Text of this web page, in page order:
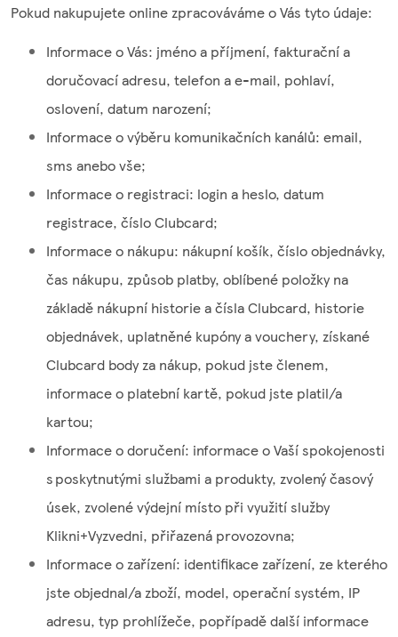
Pokud nakupujete online zpracováváme o Vás tyto údaje:
Informace o Vás: jméno a příjmení, fakturační a
doručovací adresu, telefon a e-mail, pohlaví,
oslovení, datum narození;
Informace o výběru komunikačních kanálů: email,
sms anebo vše;
Informace o registraci: login a heslo, datum
registrace, číslo Clubcard;
Informace o nákupu: nákupní košík, číslo objednávky,
čas nákupu, způsob platby, oblíbené položky na
základě nákupní historie a čísla Clubcard, historie
objednávek, uplatněné kupóny a vouchery, získané
Clubcard body za nákup, pokud jste členem,
informace o platební kartě, pokud jste platil/a
kartou;
Informace o doručení: informace o Vaší spokojenosti
s poskytnutými službami a produkty, zvolený časový
úsek, zvolené výdejní místo při využití služby
Klikni+Vyzvedni, přiřazená provozovna;
Informace o zařízení: identifikace zařízení, ze kterého
jste objednal/a zboží, model, operační systém, IP
adresu, typ prohlížeče, popřípadě další informace